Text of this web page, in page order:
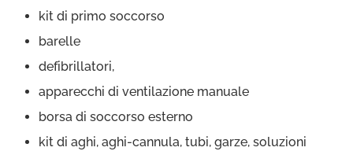
kit di primo soccorso
barelle
defibrillatori,
apparecchi di ventilazione manuale
borsa di soccorso esterno
kit di aghi, aghi-cannula, tubi, garze, soluzioni